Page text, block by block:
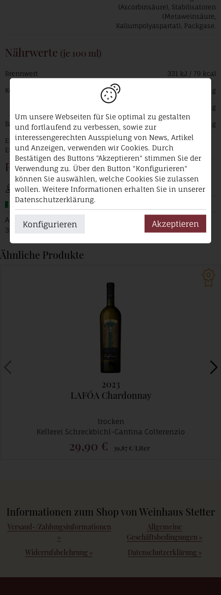
(Ascorbinsäure), Stabilisatoren
(Metaweinsäure,
Kaliumpolyaspartat), Packgase.
Nährwerte (je 100 ml)
Brennwert 331 kJ / 79 kcal
Kohlenhydrate 1,2 g
0,1 g
Ballaststoffe 0 g
Enthält geringfügige Mengen von Fett, gesättigten Fettsäuren,
Eiweiß und Salz.
Produzent
Kellerei Schreckbichl-Cantina Colterenzio
Italien
Appiano Strada Vino (Eppan Weinstrasse) 8
39057 Girlan / Eppan
Ähnliche Produkte
2023
LAFÓA Chardonnay
trocken
Kellerei Schreckbichl-Cantina Colterenzio
29,90 € 39,87 €/Liter
Informationen zum Shop von Weinhaus Stetter
Versand-/Zahlungsinformationen
»
Allgemeine
Geschäftsbedingungen »
Widerrufsbelehrung » Datenschutzerklärung »
Um unsere Webseiten für Sie optimal zu gestalten
und fortlaufend zu verbessen, sowie zur
interessengerechten Ausspielung von News, Artikel
und Anzeigen, verwenden wir Cookies. Durch
Bestätigen des Buttons "Akzeptieren" stimmen Sie der
Verwendung zu. Über den Button "Konfigurieren"
können Sie auswählen, welche Cookies Sie zulassen
wollen. Weitere Informationen erhalten Sie in unserer
Datenschutzerklärung.
Konfigurieren Akzeptieren